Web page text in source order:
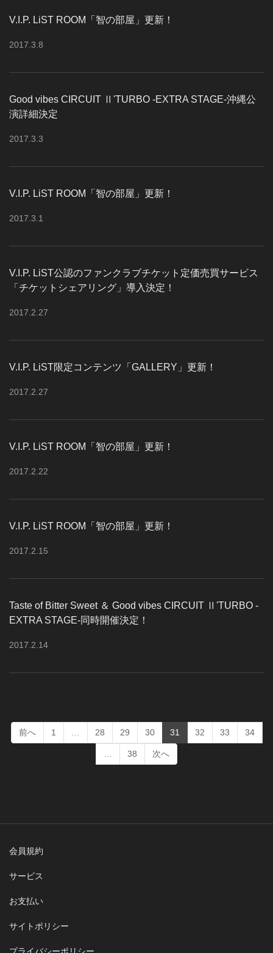
V.I.P. LiST ROOM「智の部屋」更新！
2017 3 8
Good vibes CIRCUIT Ⅱ'TURBO -EXTRA STAGE-沖縄公
演詳細決定
2017 3 3
V.I.P. LiST ROOM「智の部屋」更新！
2017 3 1
V.I.P. LiST公認のファンクラブチケット定価売買サービス
「チケットシェアリング」導入決定！
2017 2 27
V.I.P. LiST限定コンテンツ「GALLERY」更新！
2017 2 27
V.I.P. LiST ROOM「智の部屋」更新！
2017 2 22
V.I.P. LiST ROOM「智の部屋」更新！
2017 2 15
Taste of Bitter Sweet ＆ Good vibes CIRCUIT Ⅱ'TURBO -
EXTRA STAGE-同時開催決定！
2017 2 14
前へ 1 28 29 30 31 (current)
32 33 34
38 次へ
会員規約
サービス
お支払い
サイトポリシー